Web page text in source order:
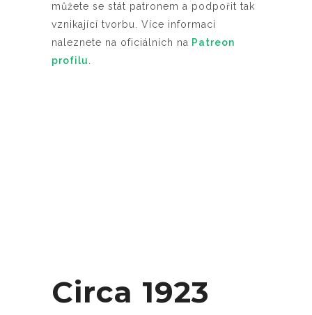
můžete se stát patronem a podpořit tak
vznikající tvorbu. Více informací
naleznete na oficiálních na Patreon
profilu
Circa 1923